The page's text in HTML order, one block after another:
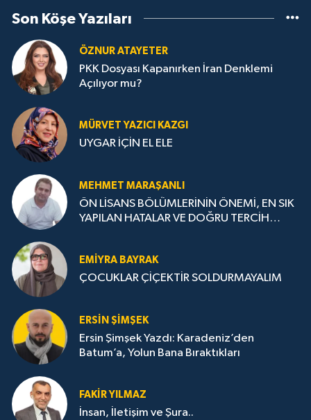
Son Köşe Yazıları
ÖZNUR ATAYETER
PKK Dosyası Kapanırken İran Denklemi
Açılıyor mu?
MÜRVET YAZICI KAZGI
UYGAR İÇİN EL ELE
MEHMET MARAŞANLI
ÖN LİSANS BÖLÜMLERİNİN ÖNEMİ, EN SIK
YAPILAN HATALAR VE DOĞRU TERCİH
EMIYRA BAYRAK
ÇOCUKLAR ÇİÇEKTİR SOLDURMAYALIM
ERSIN ŞIMŞEK
Ersin Şimşek Yazdı: Karadeniz’den
Batum’a, Yolun Bana Bıraktıkları
FAKIR YILMAZ
İnsan, İletişim ve Şura..